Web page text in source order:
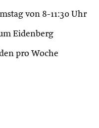
von 8-11:30 Uhr
Eidenberg
pro Woche